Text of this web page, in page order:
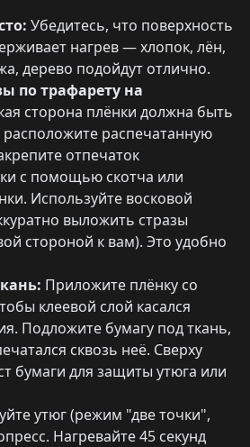
Убедитесь, что поверхность
нагрев — хлопок, лён,
дерево подойдут отлично.
по трафарету на
сторона плёнки должна быть
распечатанную
отпечаток
с помощью скотча или
Используйте восковой
выложить стразы
стороной к вам). Это удобно
Приложите плёнку со
клеевой слой касался
Подложите бумагу под ткань,
сквозь неё. Сверху
бумаги для защиты утюга или
утюг (режим "две точки",
Нагревайте 45 секунд